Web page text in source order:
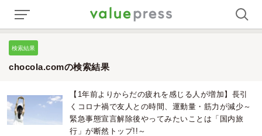
検索結果
chocola.comの検索結果
【1年前よりからだの疲れを感じる人が増加】長引
くコロナ禍で友人との時間、運動量・筋力が減少～
緊急事態宣言解除後やってみたいことは「国内旅
行」が断然トップ!!～